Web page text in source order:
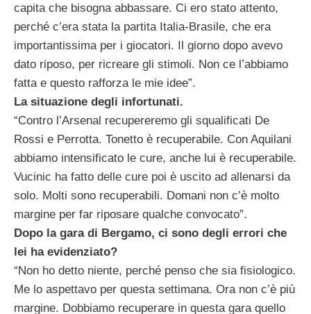
capita che bisogna abbassare. Ci ero stato attento,
perché c’era stata la partita Italia-Brasile, che era
importantissima per i giocatori. Il giorno dopo avevo
dato riposo, per ricreare gli stimoli. Non ce l’abbiamo
fatta e questo rafforza le mie idee”.
La situazione degli infortunati.
“Contro l’Arsenal recupereremo gli squalificati De
Rossi e Perrotta. Tonetto è recuperabile. Con Aquilani
abbiamo intensificato le cure, anche lui è recuperabile.
Vucinic ha fatto delle cure poi è uscito ad allenarsi da
solo. Molti sono recuperabili. Domani non c’è molto
margine per far riposare qualche convocato”.
Dopo la gara di Bergamo, ci sono degli errori che
lei ha evidenziato?
“Non ho detto niente, perché penso che sia fisiologico.
Me lo aspettavo per questa settimana. Ora non c’è più
margine. Dobbiamo recuperare in questa gara quello